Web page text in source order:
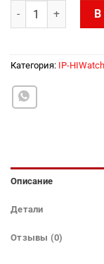
Количество товараВ
Категория: IP-HIWatch
Описание
Детали
Отзывы (0)